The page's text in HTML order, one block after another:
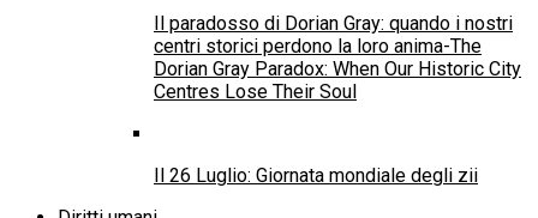
Imputabilità dei minorenni, SOS Villaggi dei
Bambini: “Responsabilità sì, automatismi no”